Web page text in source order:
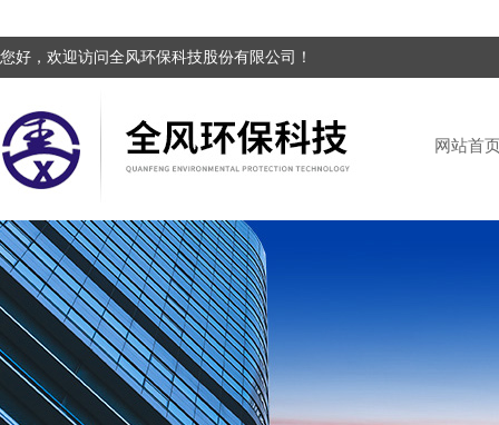
您好，欢迎访问全风环保科技股份有限公司！
网站首